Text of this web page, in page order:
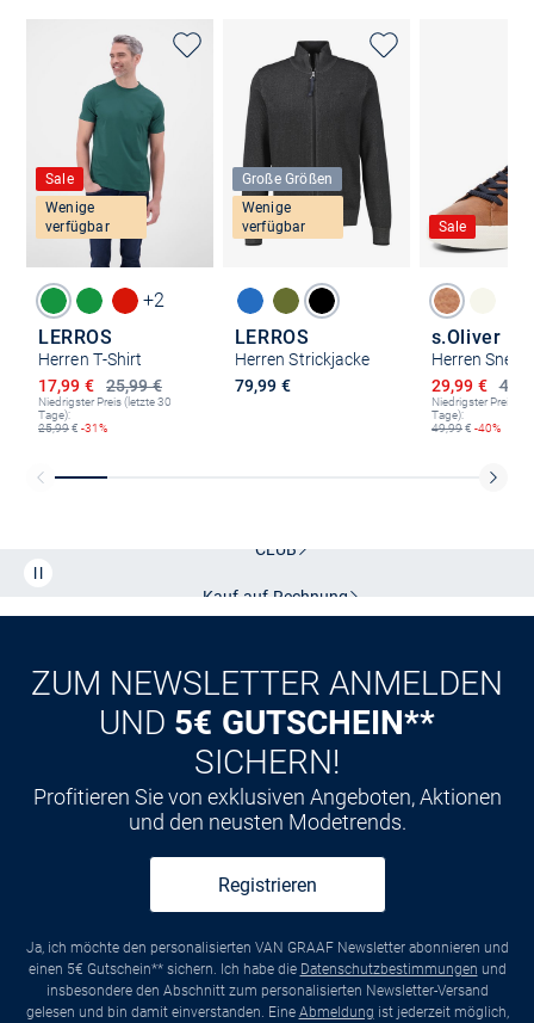
Sale
Wenige
verfügbar
+2
LERROS
Herren T-Shirt
25,99 €
Ermäßigter Preis
17,99 €
Niedrigster Preis (letzte 30
Tage):
25,99€ -31%
Große Größen
Wenige
verfügbar
LERROS
Herren Strickjacke
79,99 €
Sale
s.Oliver
Herren
Ermäßigter
29,99 €
Niedrigster Preis
Tage):
49,99€ -40%
CLUB
Kauf auf Rechnung
ZUM NEWSLETTER ANMELDEN
UND 5€ GUTSCHEIN**
SICHERN!
Profitieren Sie von exklusiven Angeboten, Aktionen
und den neusten Modetrends.
Registrieren
Ja, ich möchte den personalisierten VAN GRAAF Newsletter abonnieren und
einen 5€ Gutschein** sichern. Ich habe die Datenschutzbestimmungen und
insbesondere den Abschnitt zum personalisierten Newsletter-Versand
gelesen und bin damit einverstanden. Eine Abmeldung ist jederzeit möglich,